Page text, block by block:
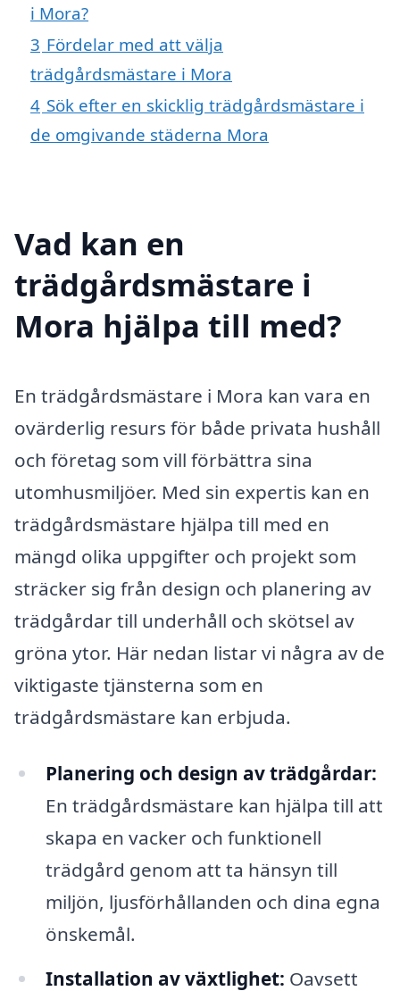
i Mora?
3 Fördelar med att välja
trädgårdsmästare i Mora
4 Sök efter en skicklig trädgårdsmästare i
de omgivande städerna Mora
Vad kan en
trädgårdsmästare i
Mora hjälpa till med?
En trädgårdsmästare i Mora kan vara en
ovärderlig resurs för både privata hushåll
och företag som vill förbättra sina
utomhusmiljöer. Med sin expertis kan en
trädgårdsmästare hjälpa till med en
mängd olika uppgifter och projekt som
sträcker sig från design och planering av
trädgårdar till underhåll och skötsel av
gröna ytor. Här nedan listar vi några av de
viktigaste tjänsterna som en
trädgårdsmästare kan erbjuda.
Planering och design av trädgårdar:
En trädgårdsmästare kan hjälpa till att
skapa en vacker och funktionell
trädgård genom att ta hänsyn till
miljön, ljusförhållanden och dina egna
önskemål.
Installation av växtlighet: Oavsett